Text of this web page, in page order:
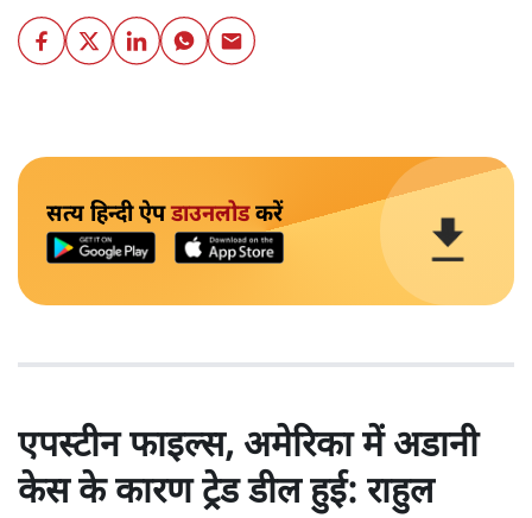
सत्य हिन्दी ऐपडाउनलोडकरें
एपस्टीन फाइल्स, अमेरिका में अडानी
केस के कारण ट्रेड डील हुई: राहुल